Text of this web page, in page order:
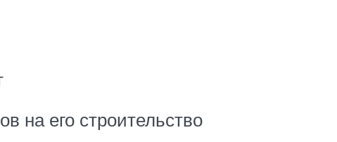
на его строительство